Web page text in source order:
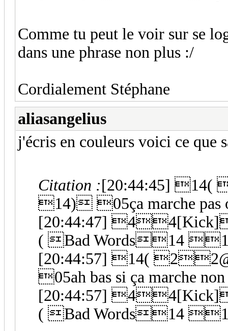
Comme tu peut le voir sur se
dans une phrase non plus :/
Cordialement Stéphane
aliasangelius
j'écris en couleurs voici ce que
Citation :[20:44:45]
14) 05ça marche pas
[20:44:47]
( Bad Words14
[20:44:57] 14(
05ah bas si ça marche non
[20:44:57]
( Bad Words14